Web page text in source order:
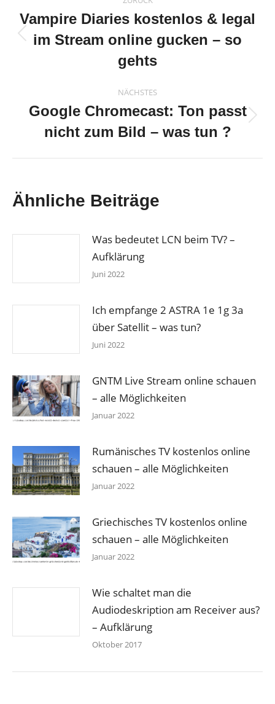
Vorheriger
Beitrag:
Vampire Diaries kostenlos & legal
im Stream online gucken – so
gehts
NÄCHSTES
Beitrag:
Google Chromecast: Ton passt
nicht zum Bild – was tun ?
Ähnliche Beiträge
Was bedeutet LCN beim TV? –
Aufklärung
Juni 2022
Ich empfange 2 ASTRA 1e 1g 3a
über Satellit – was tun?
Juni 2022
GNTM Live Stream online schauen
– alle Möglichkeiten
Januar 2022
Rumänisches TV kostenlos online
schauen – alle Möglichkeiten
Januar 2022
Griechisches TV kostenlos online
schauen – alle Möglichkeiten
Januar 2022
Wie schaltet man die
Audiodeskription am Receiver aus?
– Aufklärung
Oktober 2017